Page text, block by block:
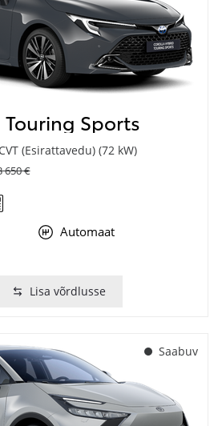
Sports
(Esirattavedu) (72 kW)
650 €
Automaat
Lisa võrdlusse
Saabuv